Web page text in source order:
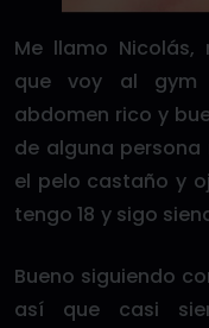
Me llamo Nicolás,
que voy al gym
abdomen rico y
de alguna
el pelo castaño y
tengo 18 y sigo
Bueno siguiendo
así que casi